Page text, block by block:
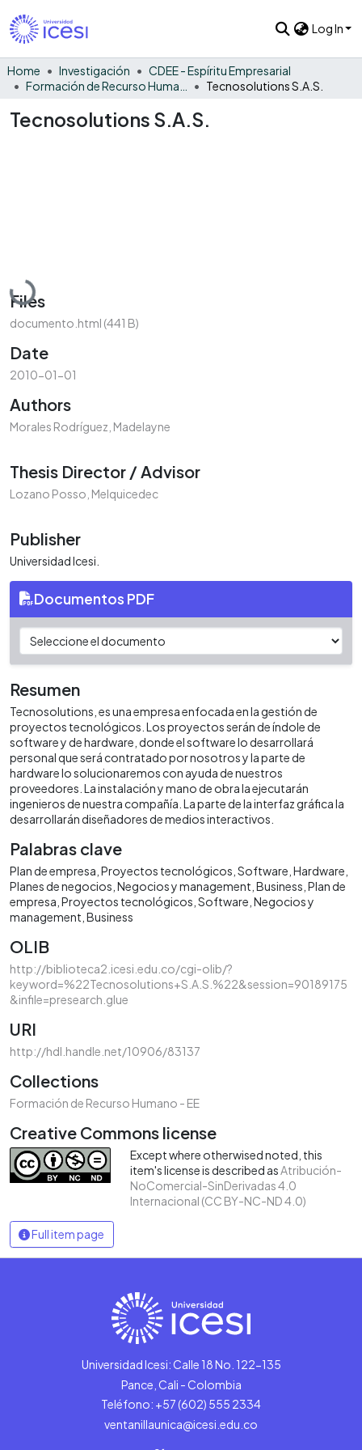
Log In
Home Investigación
CDEE - Espíritu Empresarial
Tecnosolutions S.A.S.
Tecnosolutions S.A.S.
Loading...
Files
documento.html (441 B)
Date
2010-01-01
Authors
Morales Rodríguez, Madelayne
Thesis Director / Advisor
Lozano Posso, Melquicedec
Publisher
Universidad Icesi.
Documentos PDF
Resumen
Tecnosolutions, es una empresa enfocada en la gestión de
proyectos tecnológicos. Los proyectos serán de índole de
software y de hardware, donde el software lo desarrollará
personal que será contratado por nosotros y la parte de
hardware lo solucionaremos con ayuda de nuestros
proveedores. La instalación y mano de obra la ejecutarán
ingenieros de nuestra compañía. La parte de la interfaz gráfica la
desarrollarán diseñadores de medios interactivos.
Palabras clave
Plan de empresa Proyectos tecnológicos Software Hardware
Planes de negocios Negocios y management Business Plan de
empresa Proyectos tecnológicos Software Negocios y
management Business
OLIB
http://biblioteca2.icesi.edu.co/cgi-olib/?
keyword=%22Tecnosolutions+S.A.S.%22&session=90189175
&infile=presearch.glue
URI
http://hdl.handle.net/10906/83137
Collections
Formación de Recurso Humano - EE
Creative Commons license
Except where otherwised noted, this
item's license is described asAtribución-
NoComercial-SinDerivadas 4.0
Internacional (CC BY-NC-ND 4.0)
Full item page
Universidad Icesi: Calle 18 No. 122-135
Pance, Cali - Colombia
Teléfono: +57 (602) 555 2334
ventanillaunica@icesi.edu.co